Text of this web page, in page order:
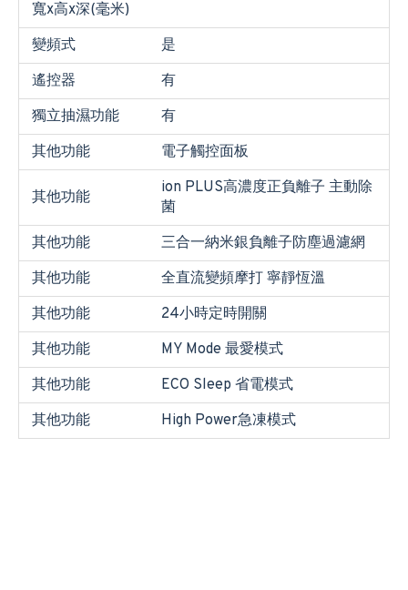
寬x高x深(毫米)
變頻式
是
遙控器
有
獨立抽濕功能
有
其他功能
電子觸控面板
其他功能
ion PLUS高濃度正負離子 主動除
菌
其他功能
三合一納米銀負離子防塵過濾網
其他功能
全直流變頻摩打 寧靜恆溫
其他功能
24小時定時開關
其他功能
MY Mode 最愛模式
其他功能
ECO Sleep 省電模式
其他功能
High Power急凍模式